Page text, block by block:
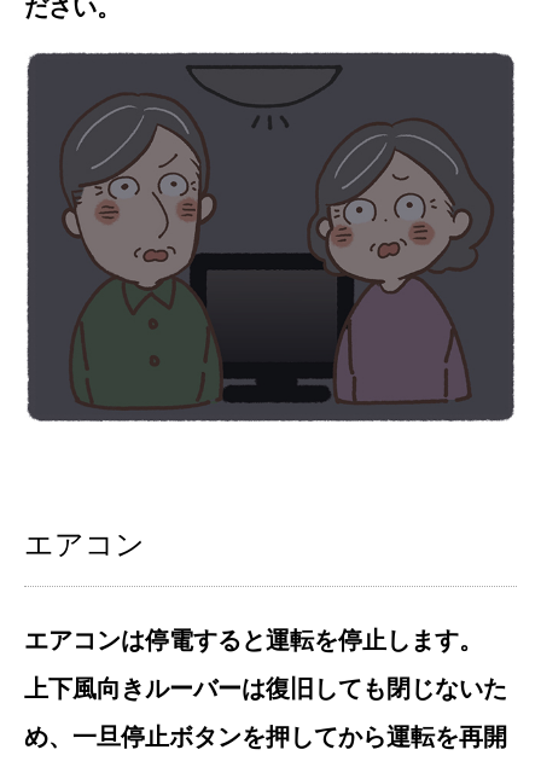
ださい。
エアコン
エアコンは停電すると運転を停止します。
上下風向きルーバーは復旧しても閉じないた
め、一旦停止ボタンを押してから運転を再開